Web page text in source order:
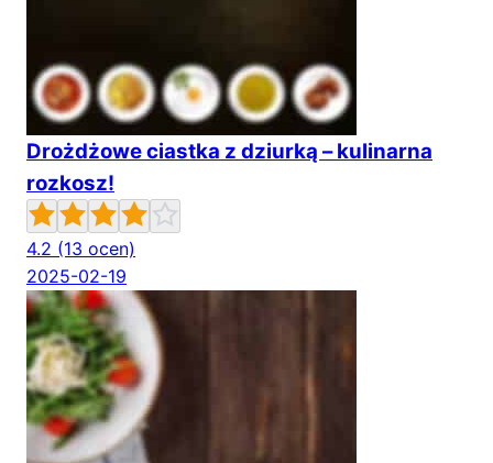
Drożdżowe ciastka z dziurką – kulinarna
rozkosz!
4.2 (13 ocen)
2025-02-19